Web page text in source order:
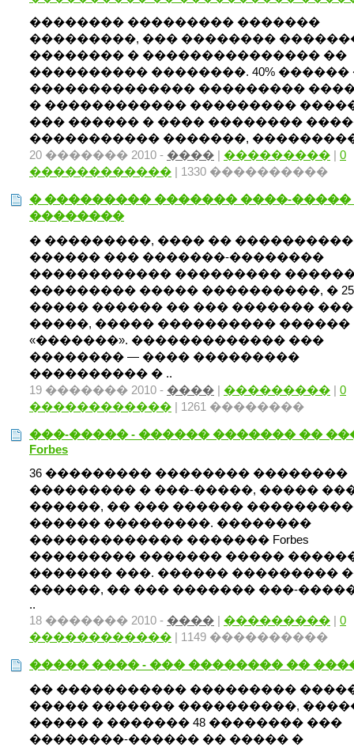
�������� ��������� �������
���������, ��� ��������
�������� � ��������������� ��
���������� ��������. 40%
�������������� ���������
� ������������ ���������
��� ������ � ���� ��������
����������� �������,
20 ������� 2010 - ���� | ��������� | 0
������������ | 1330 ����������
� ��������� ������� ����-�����
��������
� ���������, ���� �� ����������
������ ��� �������-��������
������������ ���������
��������� ����� ����������, �
����� ������ �� ��� �������
�����, ����� ���������� ������
«�������». ������������� ���
�������� — ���� ���������
���������� � ..
19 ������� 2010 - ���� | ��������� | 0
������������ | 1261 ��������
���-����� - ������ ������� ��
Forbes
36 ��������� �������� ��������
��������� � ���-�����, �����
������, �� ��� ������
������ ���������. ��������
������������� ������� Forbes
��������� ������� �����
������� ���. ������ ���������
������, �� ��� ������� ���-
..
18 ������� 2010 - ���� | ��������� | 0
������������ | 1149 ����������
����� ���� - ��� �������� ��
�� ����������� ���������
����� ������� ����������,
����� � ������� 48 �������� ���
��������-������ �� ����� �